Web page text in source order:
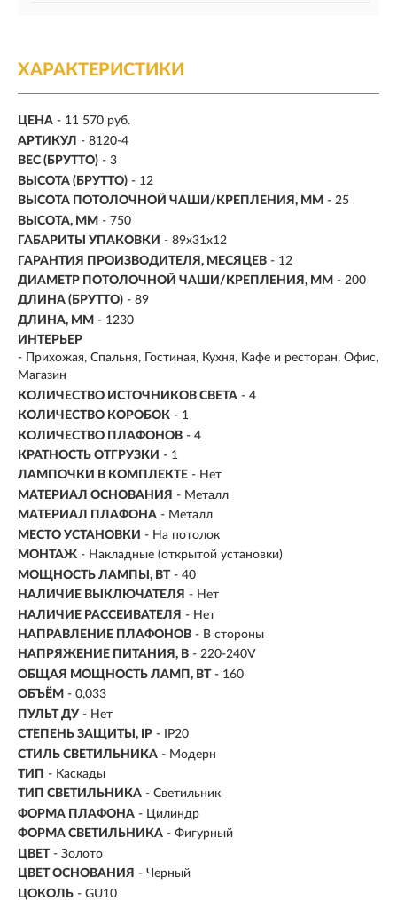
ХАРАКТЕРИСТИКИ
ЦЕНА - 11 570 руб.
АРТИКУЛ - 8120-4
ВЕС (БРУТТО) - 3
ВЫСОТА (БРУТТО) - 12
ВЫСОТА ПОТОЛОЧНОЙ ЧАШИ/КРЕПЛЕНИЯ, ММ - 25
ВЫСОТА, ММ - 750
ГАБАРИТЫ УПАКОВКИ - 89x31x12
ГАРАНТИЯ ПРОИЗВОДИТЕЛЯ, МЕСЯЦЕВ - 12
ДИАМЕТР ПОТОЛОЧНОЙ ЧАШИ/КРЕПЛЕНИЯ, ММ - 200
ДЛИНА (БРУТТО) - 89
ДЛИНА, ММ - 1230
ИНТЕРЬЕР
- Прихожая, Спальня, Гостиная, Кухня, Кафе и ресторан, Офис,
Магазин
КОЛИЧЕСТВО ИСТОЧНИКОВ СВЕТА - 4
КОЛИЧЕСТВО КОРОБОК - 1
КОЛИЧЕСТВО ПЛАФОНОВ - 4
КРАТНОСТЬ ОТГРУЗКИ - 1
ЛАМПОЧКИ В КОМПЛЕКТЕ - Нет
МАТЕРИАЛ ОСНОВАНИЯ - Металл
МАТЕРИАЛ ПЛАФОНА - Металл
МЕСТО УСТАНОВКИ - На потолок
МОНТАЖ - Накладные (открытой установки)
МОЩНОСТЬ ЛАМПЫ, ВТ - 40
НАЛИЧИЕ ВЫКЛЮЧАТЕЛЯ - Нет
НАЛИЧИЕ РАССЕИВАТЕЛЯ - Нет
НАПРАВЛЕНИЕ ПЛАФОНОВ - В стороны
НАПРЯЖЕНИЕ ПИТАНИЯ, В - 220-240V
ОБЩАЯ МОЩНОСТЬ ЛАМП, ВТ - 160
ОБЪЁМ - 0,033
ПУЛЬТ ДУ - Нет
СТЕПЕНЬ ЗАЩИТЫ, IP - IP20
СТИЛЬ СВЕТИЛЬНИКА - Модерн
ТИП - Каскады
ТИП СВЕТИЛЬНИКА - Светильник
ФОРМА ПЛАФОНА - Цилиндр
ФОРМА СВЕТИЛЬНИКА - Фигурный
ЦВЕТ - Золото
ЦВЕТ ОСНОВАНИЯ - Черный
ЦОКОЛЬ - GU10